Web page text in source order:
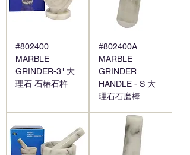
#802400
MARBLE
GRINDER-3" 大
理石 石椿石杵
#802400A
MARBLE
GRINDER
HANDLE - S 大
理石石磨棒